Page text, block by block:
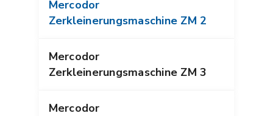
Mercodor
Zerkleinerungsmaschine ZM 2
Mercodor
Zerkleinerungsmaschine ZM 3
Mercodor